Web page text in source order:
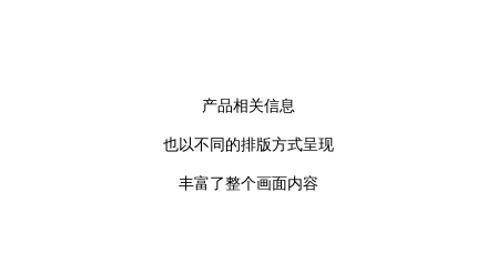
产品相关信息
也以不同的排版方式呈现
丰富了整个画面内容